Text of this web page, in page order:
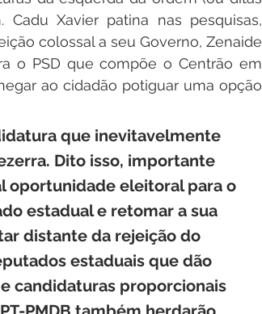
Xavier patina nas pesquisas,
colossal a seu Governo, Zenaide
o PSD que compõe o Centrão em
ao cidadão potiguar uma opção
que inevitavelmente
Dito isso, importante
oportunidade eleitoral para o
estadual e retomar a sua
distante da rejeição do
estaduais que dão
candidaturas proporcionais